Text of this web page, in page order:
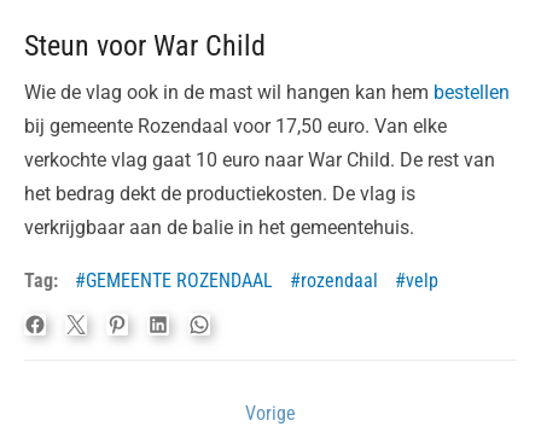
Steun voor War Child
Wie de vlag ook in de mast wil hangen kan hem bestellen
bij gemeente Rozendaal voor 17,50 euro. Van elke
verkochte vlag gaat 10 euro naar War Child. De rest van
het bedrag dekt de productiekosten. De vlag is
verkrijgbaar aan de balie in het gemeentehuis.
Tag: GEMEENTE ROZENDAAL rozendaal velp
Vorige